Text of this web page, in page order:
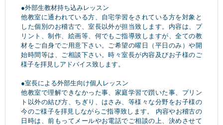
●外部生教材持ち込みレッスン
他教室に通われている方、自宅学習をされている方を対象と
した個別のお稽古で、室長以外が担当致します。内容は、プ
リント、制作、絵画等、何でもご指導致しますが、全ての教
材をご自身でご用意下さい。ご希望の曜日（平日のみ）や開
始時間等は、ご相談下さい。時々室長が内容及びお子様のご
様子を拝見しアドバイス致します。
●室長による外部生向け個人レッスン
他教室で理解できなかった事、家庭学習で躓いた事、プリン
ト以外の結び方、ちぎり、はさみ、等様々な分野をお子様の
今のご様子を拝見しながらご指導致します。 内容やお稽古の
日時は、前もってメールやお電話でご相談の上、決めさせて